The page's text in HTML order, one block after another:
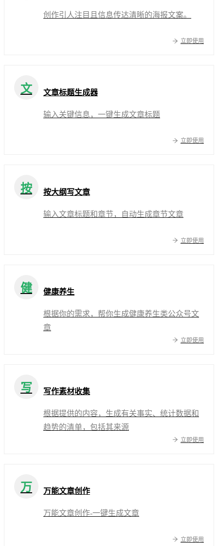
创作引人注目且信息传达清晰的海报文案。
立即使用
文 文章标题生成器
输入关键信息，一键生成文章标题
立即使用
按 按大纲写文章
输入文章标题和章节，自动生成章节文章
立即使用
健 健康养生
根据你的需求，帮你生成健康养生类公众号文
章
立即使用
写 写作素材收集
根据提供的内容，生成有关事实、统计数据和
趋势的清单，包括其来源
立即使用
万 万能文章创作
万能文章创作-一键生成文章
立即使用